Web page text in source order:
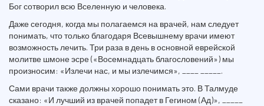
Бог сотворил всю Вселенную и человека.
Даже сегодня, когда мы полагаемся на врачей, нам следует
понимать, что только благодаря Всевышнему врачи имеют
возможность лечить. Три раза в день в основной еврейской
молитве шмоне эсре («Восемнадцать благословений») мы
произносим: «Излечи нас, и мы излечимся», ____ _____.
Сами врачи также должны хорошо понимать это. В Талмуде
сказано: «И лучший из врачей попадет в Гегином (Ад)», _____